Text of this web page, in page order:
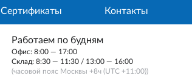
Сертификаты Контакты
Работаем по будням
Офис: 8:00 — 17:00
Склад: 8:30 — 11:30 / 13:00 — 16:00
(часовой пояс Москвы +8ч (UTC +11:00))